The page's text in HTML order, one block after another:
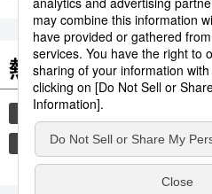
熱門關鍵詞
教育 禮儀
觀光旅遊 飲食